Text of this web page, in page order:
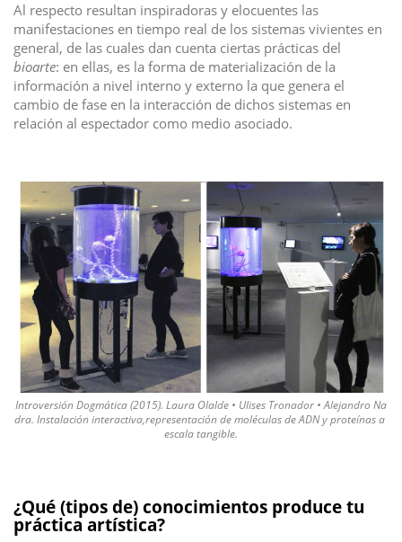
Al respecto resultan inspiradoras y elocuentes las
manifestaciones en tiempo real de los sistemas vivientes en
general, de las cuales dan cuenta ciertas prácticas del
bioarte: en ellas, es la forma de materialización de la
información a nivel interno y externo la que genera el
cambio de fase en la interacción de dichos sistemas en
relación al espectador como medio asociado.
m
n
Introversión Dogmática (2015). Laura Olalde • Ulises Tronador • Alejandro Na
dra. Instalación interactiva,representación de moléculas de ADN y proteínas a
escala tangible.
¿Qué (tipos de) conocimientos produce tu
práctica artística?